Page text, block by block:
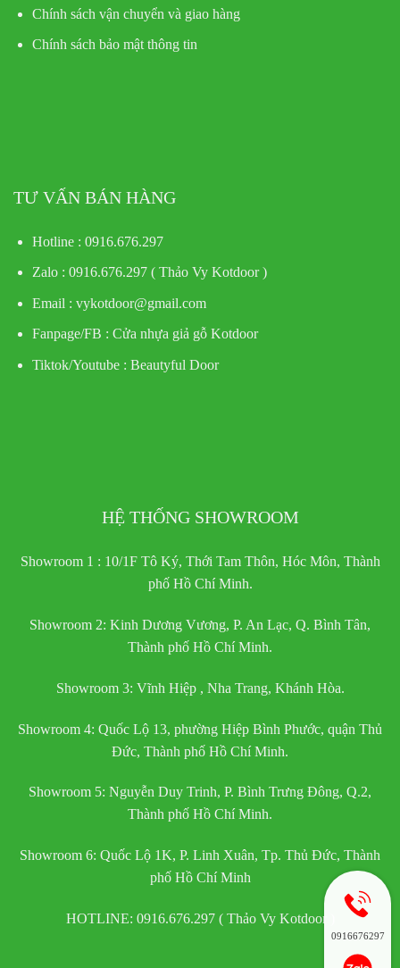
Chính sách vận chuyển và giao hàng
Chính sách bảo mật thông tin
TƯ VẤN BÁN HÀNG
Hotline : 0916.676.297
Zalo : 0916.676.297 ( Thảo Vy Kotdoor )
Email : vykotdoor@gmail.com
Fanpage/FB : Cửa nhựa giả gỗ Kotdoor
Tiktok/Youtube : Beautyful Door
HỆ THỐNG SHOWROOM
Showroom 1 : 10/1F Tô Ký, Thới Tam Thôn, Hóc Môn, Thành
phố Hồ Chí Minh.
Showroom 2: Kinh Dương Vương, P. An Lạc, Q. Bình Tân,
Thành phố Hồ Chí Minh.
Showroom 3: Vĩnh Hiệp , Nha Trang, Khánh Hòa.
Showroom 4: Quốc Lộ 13, phường Hiệp Bình Phước, quận Thủ
Đức, Thành phố Hồ Chí Minh.
Showroom 5: Nguyễn Duy Trinh, P. Bình Trưng Đông, Q.2,
Thành phố Hồ Chí Minh.
Showroom 6: Quốc Lộ 1K, P. Linh Xuân, Tp. Thủ Đức, Thành
phố Hồ Chí Minh
HOTLINE: 0916.676.297 ( Thảo Vy Kotdoor )
0916676297